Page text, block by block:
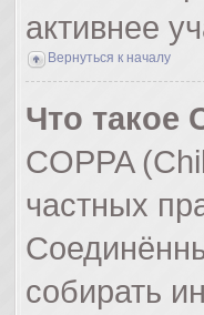
активнее
Вернуться к началу
Что такое
COPPA
частных
собирать